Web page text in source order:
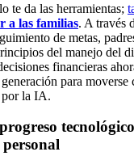
te da las herramientas;
a las familias. A través
de metas,
del manejo del
financieras
para moverse
por la IA.